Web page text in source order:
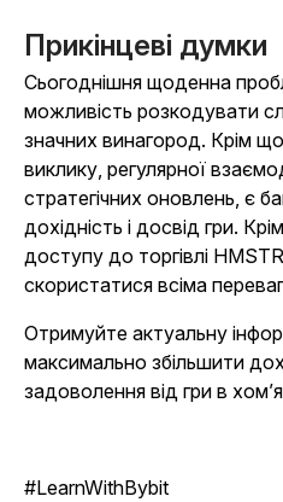
Прикінцеві думки
Сьогоднішня щоденна
можливість розкодувати
значних винагород. Крім
виклику, регулярної
стратегічних оновлень, є
дохідність і досвід гри.
доступу до торгівлі
скористатися всіма
Отримуйте актуальну
максимально збільшити
задоволення від гри в
#LearnWithBybit